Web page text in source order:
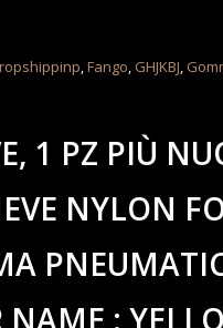
,Fango, GHJKBJ,
1 PZ PIÙ
NYLON
NAME :